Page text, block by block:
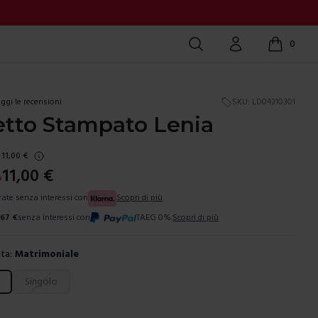
Cerca Account 0
items in
le recensioni SKU: LD04310301
Stampato Lenia
11,00 €
11,00 €
senza interessi con
Scopri di più
€senza interessi con TAEG 0%. Scopri di più
Matrimoniale
Singolo